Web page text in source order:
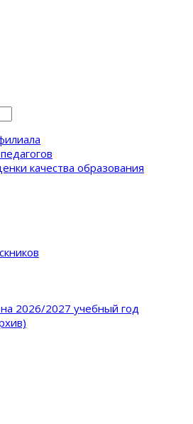
качества образования
2026/2027 учебный год